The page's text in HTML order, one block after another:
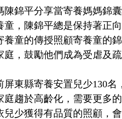
錦平分享當寄養媽媽錦
，陳錦平總是保持著正
童的傳授照顧寄養童的
，鼓勵他們成為受虐及疏
東縣寄養安置兒少130
趨於高齡化，需要更多
少獲得有品質的照顧，